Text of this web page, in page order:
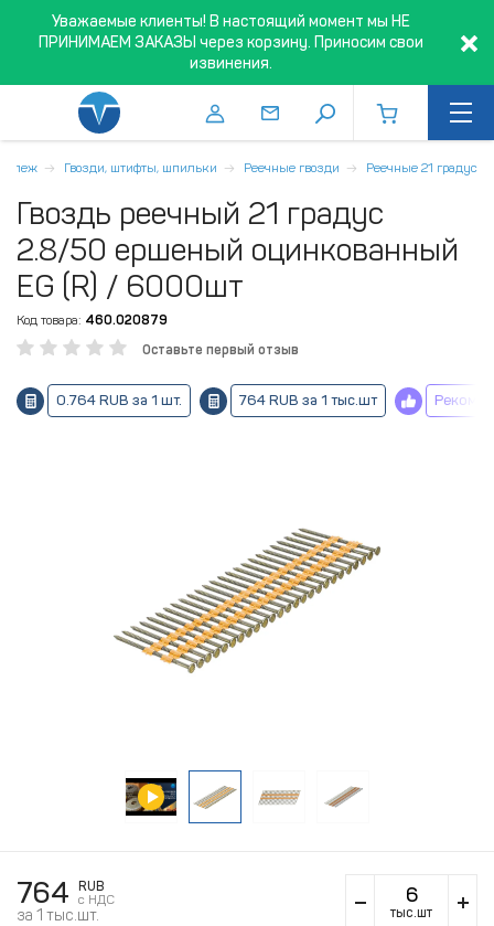
Уважаемые клиенты! В настоящий момент мы НЕ
ПРИНИМАЕМ ЗАКАЗЫ через корзину. Приносим свои
извинения.
Гвозди, штифты, шпильки Реечные гвозди Реечные 21 градус
Гвоздь реечный 21 градус
2.8/50 ершеный оцинкованный
EG (R) / 6000шт
Код товара: 460.020879
Оставьте первый отзыв
0.764 RUB за 1 шт. 764 RUB за 1 тыс.шт
764
RUB
c НДС
за 1 тыс.шт. тыс.шт